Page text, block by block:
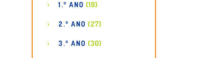
1.º ANO (19)
2.º ANO (27)
3.º ANO (30)